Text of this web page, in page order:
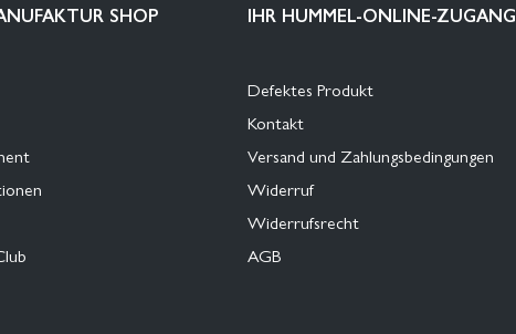
SHOP IHR HUMMEL-ONLINE-ZUGANG
Defektes Produkt
Kontakt
Versand und Zahlungsbedingungen
Widerruf
Widerrufsrecht
AGB